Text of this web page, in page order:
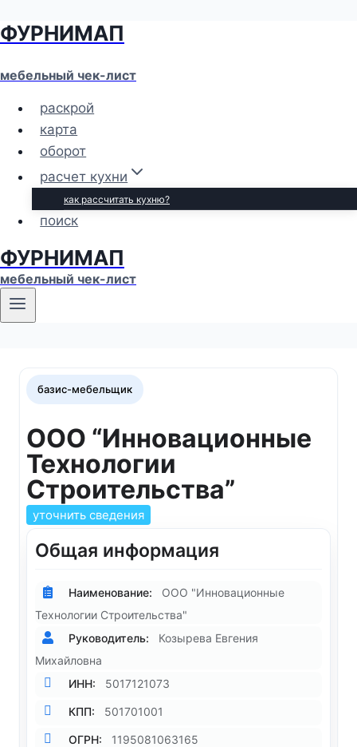
Перейти
содержимому
ФУРНИМАП
мебельный чек-лист
раскрой
карта
оборот
расчет кухни
как рассчитать кухню?
поиск
ФУРНИМАП
мебельный чек-лист
базис-мебельщик
ООО “Инновационные
Технологии
Строительства”
уточнить сведения
Общая информация
Наименование:
ООО "Инновационные
Технологии Строительства"
Руководитель:
Козырева Евгения
Михайловна
ИНН:
5017121073
КПП: 501701001
ОГРН: 1195081063165